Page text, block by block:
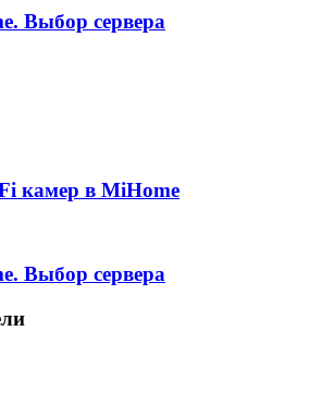
Выбор сервера
камер в MiHome
Выбор сервера